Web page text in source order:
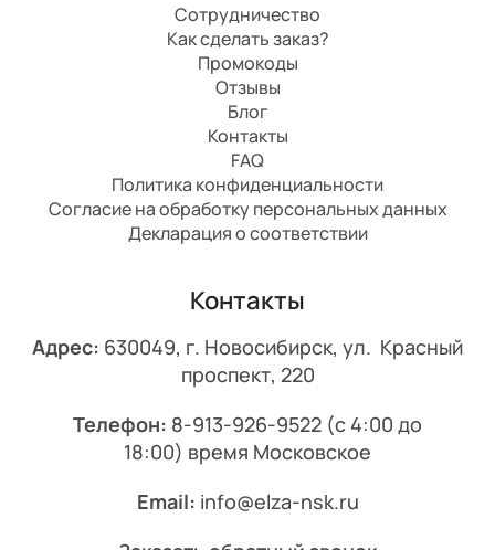
Сотрудничество
Как сделать заказ?
Промокоды
Отзывы
Блог
Контакты
FAQ
Политика конфиденциальности
Согласие на обработку персональных данных
Декларация о соответствии
Контакты
Адрес: 630049, г. Новосибирск, ул. Красный
проспект, 220
Телефон: 8-913-926-9522 (с 4:00 до
18:00) время Московское
Email: info@elza-nsk.ru